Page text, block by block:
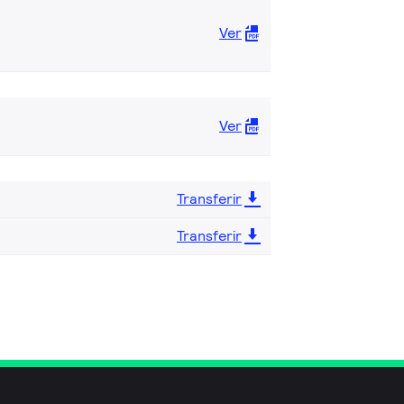
Ver
Ver
Transferir
Transferir